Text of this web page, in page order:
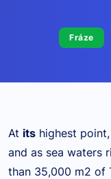
Fráze
At its highest
and as sea waters
than 35,000 m2 of